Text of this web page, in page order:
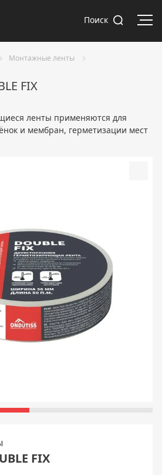
Поиск
Монтажные ленты
FIX
ленты применяются для
и мембран, герметизации мест
FIX